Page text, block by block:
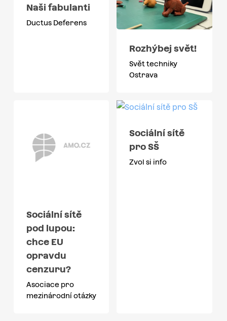
Naši fabulanti
Ductus Deferens
Rozhýbej svět!
Svět techniky
Ostrava
Sociální sítě
pod lupou:
chce EU
opravdu
cenzuru?
Asociace pro
mezinárodní otázky
Sociální sítě
pro SŠ
Zvol si info